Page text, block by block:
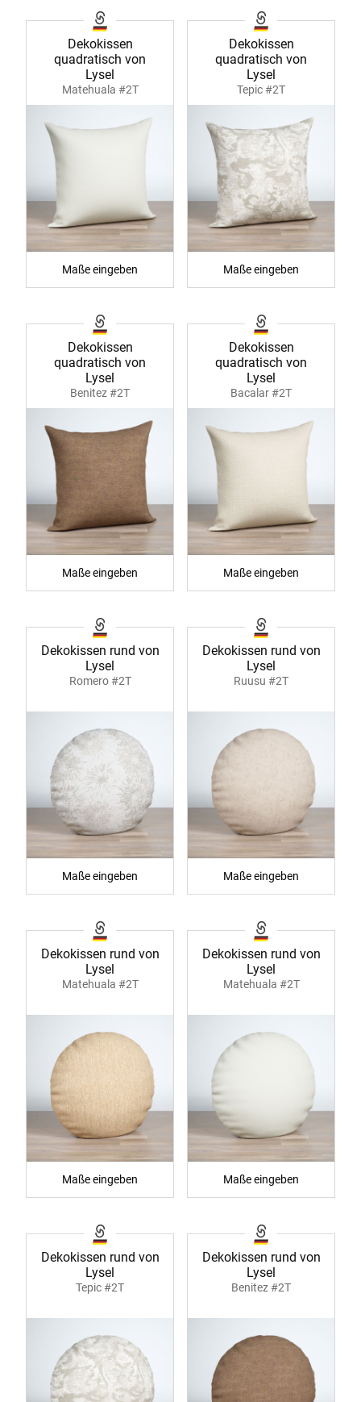
Dekokissen
quadratisch von
Lysel
Matehuala #2T
Maße eingeben
Dekokissen
quadratisch von
Lysel
Tepic #2T
Maße eingeben
Dekokissen
quadratisch von
Lysel
Benitez #2T
Maße eingeben
Dekokissen
quadratisch von
Lysel
Bacalar #2T
Maße eingeben
Dekokissen rund von
Lysel
Romero #2T
Maße eingeben
Dekokissen rund von
Lysel
Ruusu #2T
Maße eingeben
Dekokissen rund von
Lysel
Matehuala #2T
Maße eingeben
Dekokissen rund von
Lysel
Matehuala #2T
Maße eingeben
Dekokissen rund von
Lysel
Tepic #2T
Dekokissen rund von
Lysel
Benitez #2T